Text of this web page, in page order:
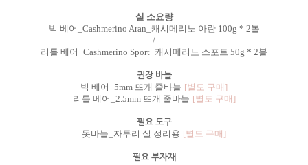
실 소요량
빅 베어_Cashmerino Aran_캐시메리노 아란 100g * 2볼
/
리틀 베어_Cashmerino Sport_캐시메리노 스포트 50g * 2볼
권장 바늘
빅 베어_5mm 뜨개 줄바늘 [별도 구매]
리틀 베어_2.5mm 뜨개 줄바늘 [별도 구매]
필요 도구
돗바늘_자투리 실 정리용 [별도 구매]
필요 부자재